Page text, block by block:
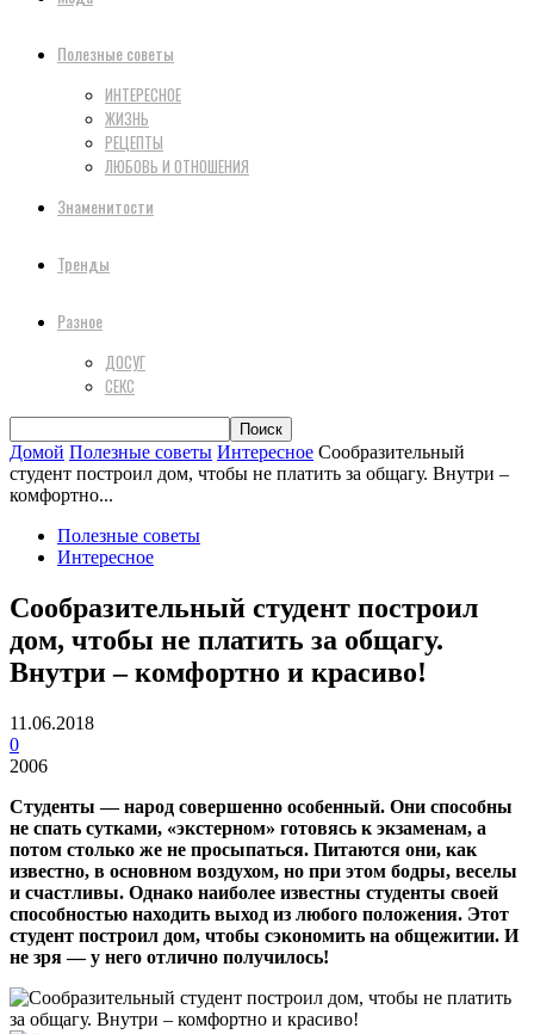
Полезные советы
ИНТЕРЕСНОЕ
ЖИЗНЬ
РЕЦЕПТЫ
ЛЮБОВЬ И ОТНОШЕНИЯ
Знаменитости
Тренды
Разное
ДОСУГ
СЕКС
Домой Полезные советы Интересное Сообразительный
студент построил дом, чтобы не платить за общагу. Внутри –
комфортно...
Полезные советы
Интересное
Сообразительный студент построил
дом, чтобы не платить за общагу.
Внутри – комфортно и красиво!
11.06.2018
0
2006
Студенты — народ совершенно особенный. Они способны
не спать сутками, «экстерном» готовясь к экзаменам, а
потом столько же не просыпаться. Питаются они, как
известно, в основном воздухом, но при этом бодры, веселы
и счастливы. Однако наиболее известны студенты своей
способностью находить выход из любого положения. Этот
студент построил дом, чтобы сэкономить на общежитии. И
не зря — у него отлично получилось!